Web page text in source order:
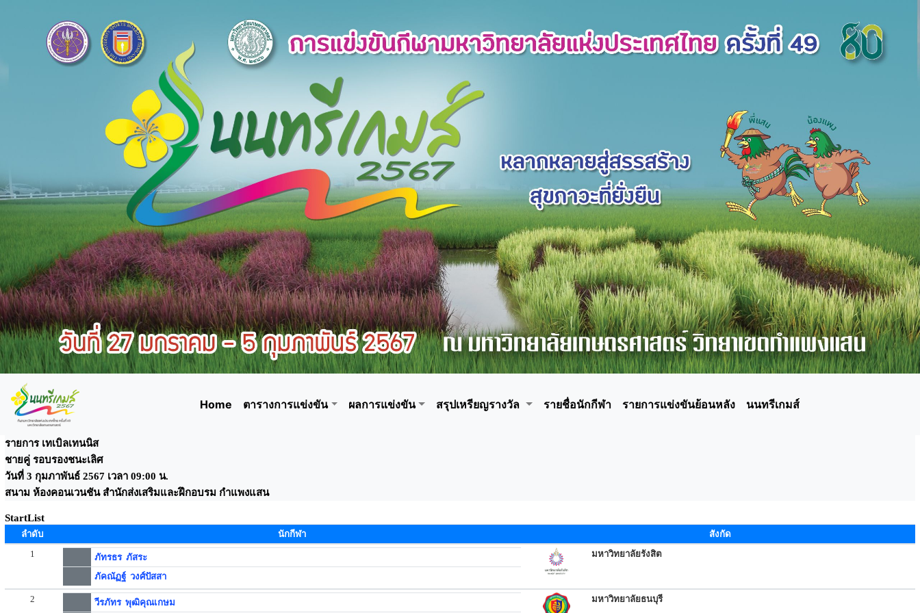
Home ตารางการแข่งขัน ผลการแข่งขัน สรุปเหรียญรางวัล รายชื่อนักกีฬา รายการแข่งขันย้อนหลัง นนทรีเกมส์
รายการ เทเบิลเทนนิส
ชายคู่ รอบรองชนะเลิศ
วันที่ 3 กุมภาพันธ์ 2567 เวลา 09:00 น.
สนาม ห้องคอนเวนชัน สำนักส่งเสริมและฝึกอบรม กำแพงแสน
StartList
ลำดับ นักกีฬา
สังกัด
1
ภัทรธร ภัสระ
ภัคณัฏฐ์ วงศ์ปัสสา
มหาวิทยาลัยรังสิต
2 วีรภัทร พุฒิคุณเกษม มหาวิทยาลัยธนบุรี